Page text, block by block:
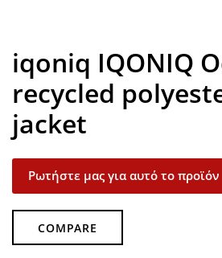
iqoniq IQONIQ
recycled
jacket
Ρωτήστε μας για αυτό το προϊόν
COMPARE